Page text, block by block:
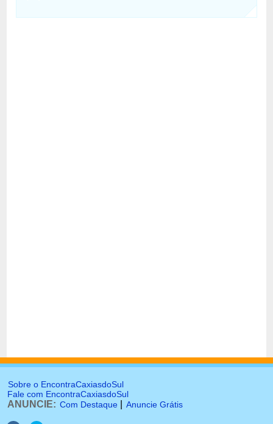
Sobre o EncontraCaxiasdoSul
Fale com EncontraCaxiasdoSul
ANUNCIE: Com Destaque Anuncie Grátis